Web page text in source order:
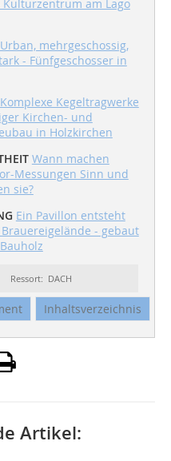
Kulturzentrum am Lago
mehrgeschossig,
- Fünfgeschosser in
Komplexe Kegeltragwerke
Kirchen- und
in Holzkirchen
Wann machen
Messungen Sinn und
sie?
Ein Pavillon entsteht
- gebaut
Ressort: DACH
Inhaltsverzeichnis
Artikel: